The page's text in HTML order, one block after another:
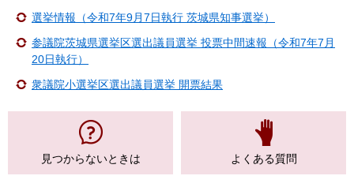
選挙情報（令和7年9月7日執行 茨城県知事選挙）
参議院茨城県選挙区選出議員選挙 投票中間速報（令和7年7月
20日執行）
衆議院小選挙区選出議員選挙 開票結果
見つからないときは よくある質問